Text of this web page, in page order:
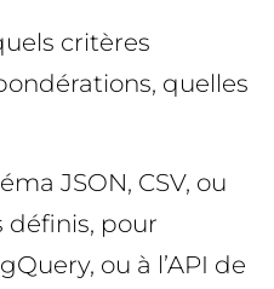
critères
quelles
JSON, CSV, ou
définis, pour
ou à l’API de